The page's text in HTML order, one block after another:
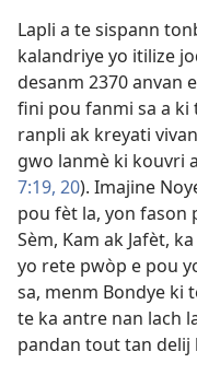
Lapli a te sispann
kalandriye yo itilize
desanm 2370 anvan
fini pou fanmi sa a ki
ranpli ak kreyati
gwo lanmè ki kouvri
7:19, 20). Imajine
pou fèt la, yon fason
Sèm, Kam ak Jafèt,
yo rete pwòp e pou
sa, menm Bondye ki
te ka antre nan lach
pandan tout tan delij